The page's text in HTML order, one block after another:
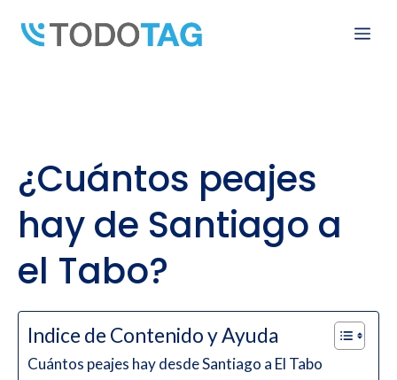
¿Cuántos peajes
hay de Santiago a
el Tabo?
Indice de Contenido y Ayuda
Cuántos peajes hay desde Santiago a El Tabo